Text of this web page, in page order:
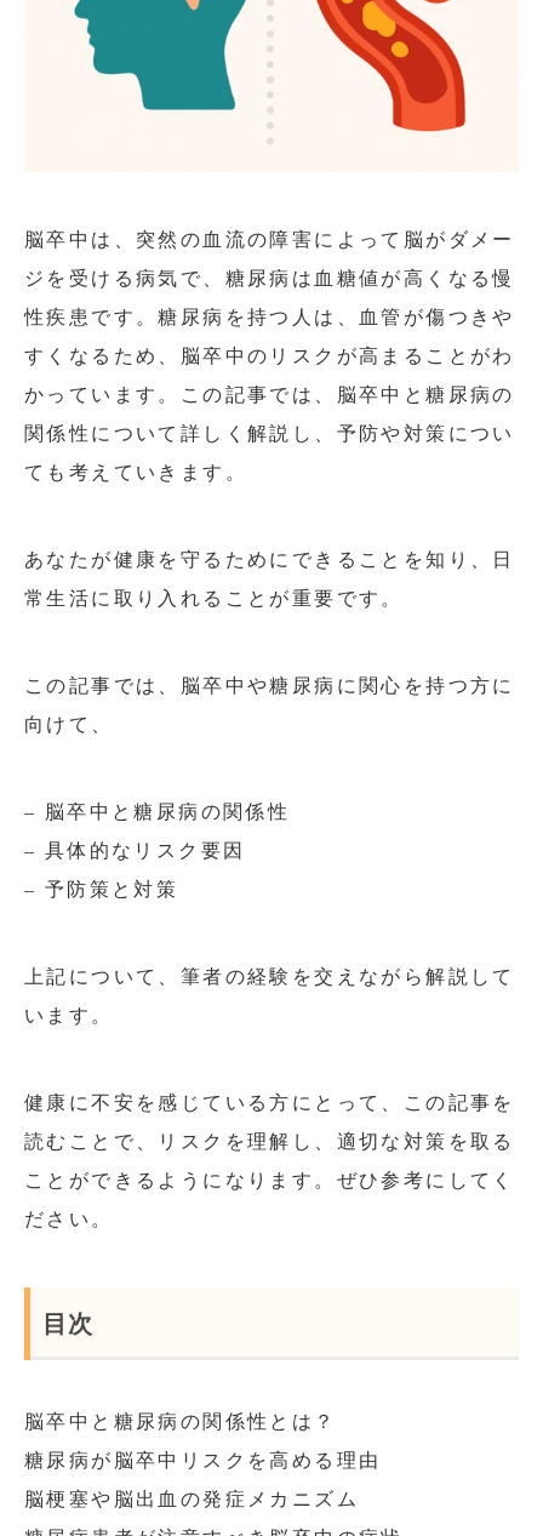
脳卒中は、突然の血流の障害によって脳がダメー
ジを受ける病気で、糖尿病は血糖値が高くなる慢
性疾患です。糖尿病を持つ人は、血管が傷つきや
すくなるため、脳卒中のリスクが高まることがわ
かっています。この記事では、脳卒中と糖尿病の
関係性について詳しく解説し、予防や対策につい
ても考えていきます。
あなたが健康を守るためにできることを知り、日
常生活に取り入れることが重要です。
この記事では、脳卒中や糖尿病に関心を持つ方に
向けて、
– 脳卒中と糖尿病の関係性
– 具体的なリスク要因
– 予防策と対策
上記について、筆者の経験を交えながら解説して
います。
健康に不安を感じている方にとって、この記事を
読むことで、リスクを理解し、適切な対策を取る
ことができるようになります。ぜひ参考にしてく
ださい。
目次
脳卒中と糖尿病の関係性とは？
糖尿病が脳卒中リスクを高める理由
脳梗塞や脳出血の発症メカニズム